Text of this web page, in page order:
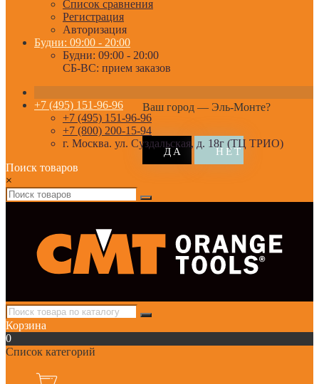
Список сравнения
Регистрация
Авторизация
Будни: 09:00 - 20:00
Будни: 09:00 - 20:00
СБ-ВС: прием заказов
Ваш город — Эль-Монте?
+7 (495) 151-96-96
+7 (495) 151-96-96
+7 (800) 200-15-94
г. Москва. ул. Суздальская, д. 18г (ТЦ ТРИО)
Поиск товаров
×
Корзина
0
Список категорий